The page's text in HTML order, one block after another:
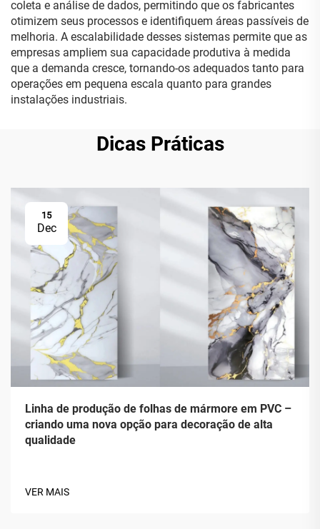
coleta e análise de dados, permitindo que os fabricantes
otimizem seus processos e identifiquem áreas passíveis de
melhoria. A escalabilidade desses sistemas permite que as
empresas ampliem sua capacidade produtiva à medida
que a demanda cresce, tornando-os adequados tanto para
operações em pequena escala quanto para grandes
instalações industriais.
Dicas Práticas
15
Dec
Linha de produção de folhas de mármore em PVC –
criando uma nova opção para decoração de alta
qualidade
VER MAIS